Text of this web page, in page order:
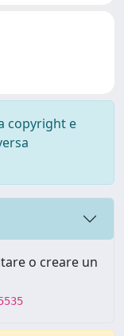
copyright e
o creare un